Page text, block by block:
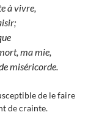
à vivre,
ma mie,
miséricorde.
de le faire
de crainte.